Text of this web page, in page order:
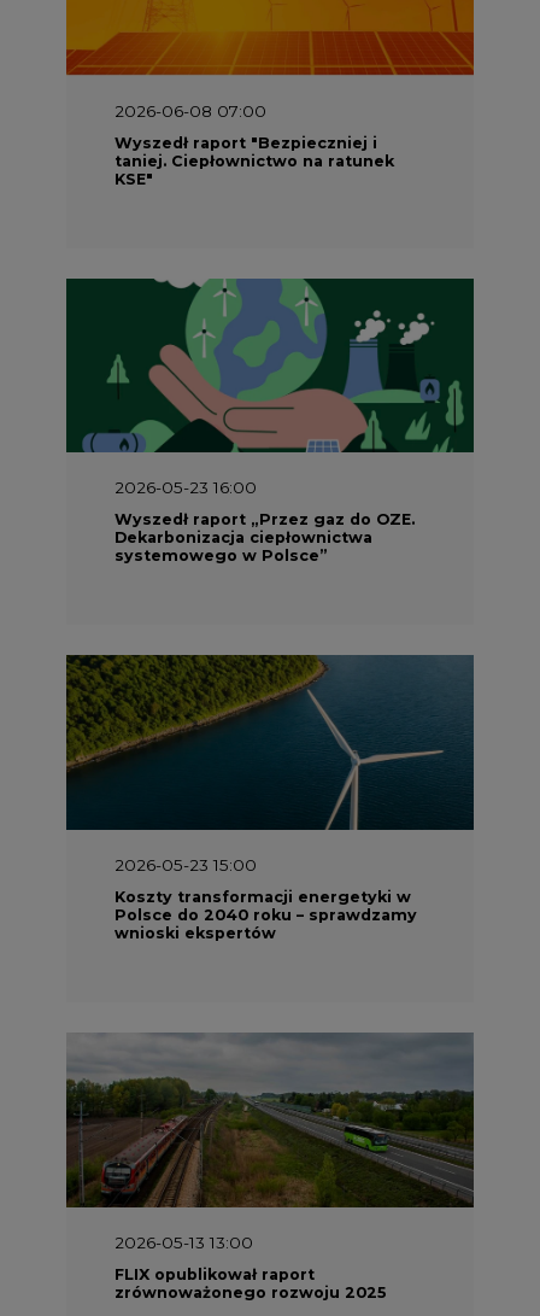
2026-06-08 07:00
taniej. Ciepłownictwo na ratunek
KSE"
2026-05-23 16:00
Wyszedł raport „Przez gaz do OZE.
Dekarbonizacja ciepłownictwa
systemowego w Polsce”
Koszty transformacji energetyki w
Polsce do 2040 roku – sprawdzamy
wnioski ekspertów
2026-05-13 13:00
FLIX opublikował raport
zrównoważonego rozwoju 2025